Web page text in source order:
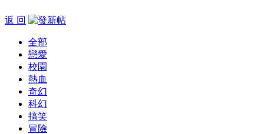
返 回
全部
戀愛
校園
熱血
奇幻
科幻
搞笑
冒險